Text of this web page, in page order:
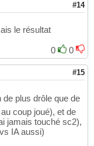
#14
le résultat
0
0
#15
de plus drôle que de
coup joué), et de
jamais touché sc2),
IA aussi)